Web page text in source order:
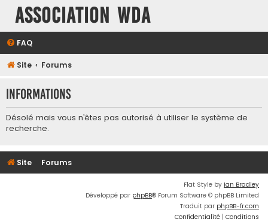
Association WDA
FAQ
Site Forums
Informations
Désolé mais vous n’êtes pas autorisé à utiliser le système de
recherche.
Site Forums
Flat Style by Ian Bradley
Développé par phpBB® Forum Software © phpBB Limited
Traduit par phpBB-fr.com
Confidentialité | Conditions